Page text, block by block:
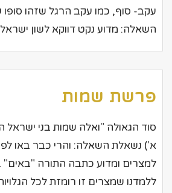
עקב- סוף, כמו עקב הרגל שזהו סופו
השאלה: מדוע נקט דווקא לשון ישראל
פרשת שמות
סוד הגאולה "ואלה שמות בני
א') נשאלת השאלה: והרי כבר באו
למצרים ומדוע כתבה התורה "באים"
ללמדנו שמצרים זו רומזת לכל